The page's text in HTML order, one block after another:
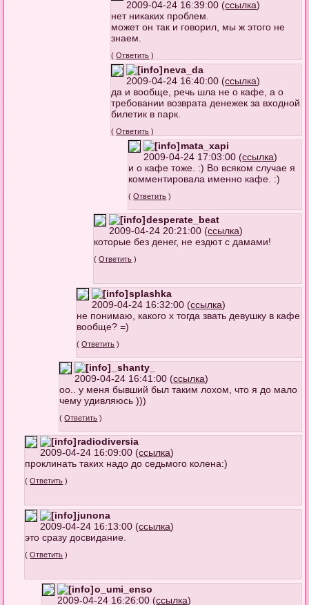
2009-04-24 16:39:00 (ссылка)
нет никаких проблем.
может он так и говорил, мы ж этого не
знаем.
(Ответить )
neva_da
2009-04-24 16:40:00 (ссылка)
да и вообще, речь шла не о кафе, а о
требовании возврата денежек за входной
билетик в парк.
(Ответить )
mata_xapi
2009-04-24 17:03:00 (ссылка)
и о кафе тоже. :) Во всяком случае я
комментировала именно кафе. :)
(Ответить )
desperate_beat
2009-04-24 20:21:00 (ссылка)
которые без денег, не ездют с дамами!
(Ответить )
splashka
2009-04-24 16:32:00 (ссылка)
не понимаю, какого х тогда звать девушку в кафе
вообще? =)
(Ответить )
_shanty_
2009-04-24 16:41:00 (ссылка)
оо.. у меня бывший был таким лохом, что я до мало
чему удивляюсь )))
(Ответить )
radiodiversia
2009-04-24 16:09:00 (ссылка)
проклинать таких надо до седьмого колена:)
(Ответить )
junona
2009-04-24 16:13:00 (ссылка)
это сразу досвидание.
(Ответить )
o_umi_enso
2009-04-24 16:26:00 (ссылка)